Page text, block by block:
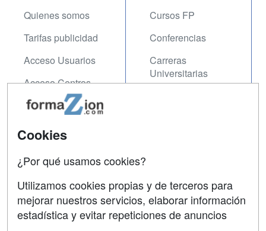
Quienes somos
Tarifas publicidad
Acceso Usuarios
Acceso Centros
Cursos FP
Conferencias
Carreras
Universitarias
Contactar
Copyleft
Cookies
¿Por qué usamos cookies?
Utilizamos cookies propias y de terceros para
mejorar nuestros servicios, elaborar información
estadística y evitar repeticiones de anuncios